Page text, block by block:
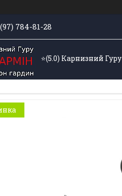
784-81-28
⭐️(5.0) Карнизний Гуру